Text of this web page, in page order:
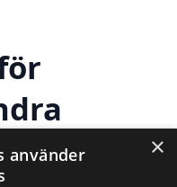
×
använder